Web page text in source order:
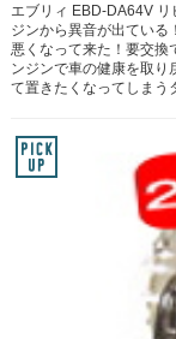
エブリィ EBD-DA64V
ジンから異音が出ている
悪くなって来た！要交換
ンジンで車の健康を取り
て置きたくなってしまう